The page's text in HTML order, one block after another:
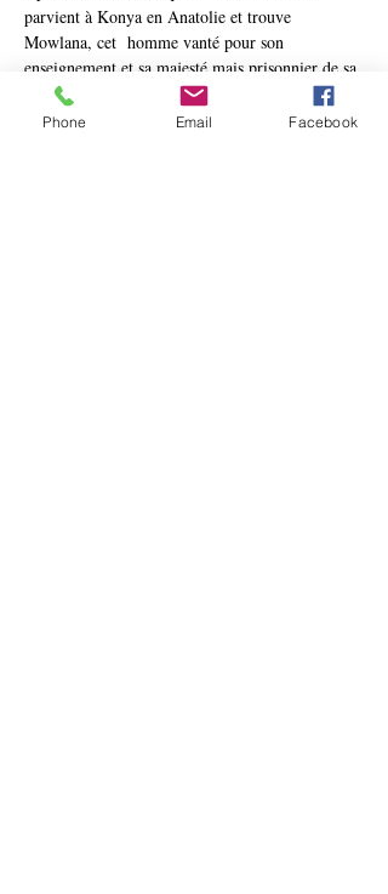
parvient à Konya en Anatolie et trouve
Mowlana, cet  homme vanté pour son
enseignement et sa majesté mais prisonnier de sa
renommée. Shams sera son libérateur. Par leur
rencontre puis leur  séparation, Mowlana
Phone Email Facebook